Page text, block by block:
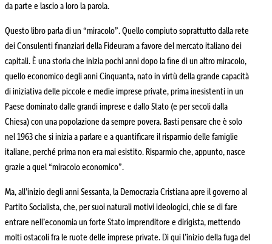
da parte e lascio a loro la parola.
Questo libro parla di un “miracolo”. Quello compiuto soprattutto dalla rete
dei Consulenti finanziari della Fideuram a favore del mercato italiano dei
capitali. È una storia che inizia pochi anni dopo la fine di un altro miracolo,
quello economico degli anni Cinquanta, nato in virtù della grande capacità
di iniziativa delle piccole e medie imprese private, prima inesistenti in un
Paese dominato dalle grandi imprese e dallo Stato (e per secoli dalla
Chiesa) con una popolazione da sempre povera. Basti pensare che è solo
nel 1963 che si inizia a parlare e a quantificare il risparmio delle famiglie
italiane, perché prima non era mai esistito. Risparmio che, appunto, nasce
grazie a quel “miracolo economico”.
Ma, all’inizio degli anni Sessanta, la Democrazia Cristiana apre il governo al
Partito Socialista, che, per suoi naturali motivi ideologici, chie se di fare
entrare nell’economia un forte Stato imprenditore e dirigista, mettendo
molti ostacoli fra le ruote delle imprese private. Di qui l’inizio della fuga del